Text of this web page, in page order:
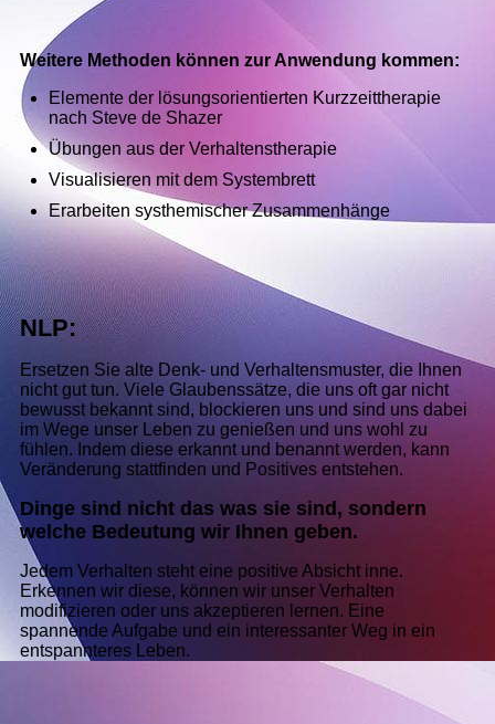
Weitere Methoden können zur Anwendung kommen:
Elemente der lösungsorientierten Kurzzeittherapie
nach Steve de Shazer
Übungen aus der Verhaltenstherapie
Visualisieren mit dem Systembrett
Erarbeiten systhemischer Zusammenhänge
NLP:
Ersetzen Sie alte Denk- und Verhaltensmuster, die Ihnen
nicht gut tun. Viele Glaubenssätze, die uns oft gar nicht
bewusst bekannt sind, blockieren uns und sind uns dabei
im Wege unser Leben zu genießen und uns wohl zu
fühlen. Indem diese erkannt und benannt werden, kann
Veränderung stattfinden und Positives entstehen.
Dinge sind nicht das was sie sind, sondern
welche Bedeutung wir Ihnen geben.
Jedem Verhalten steht eine positive Absicht inne.
Erkennen wir diese, können wir unser Verhalten
modifizieren oder uns akzeptieren lernen. Eine
spannende Aufgabe und ein interessanter Weg in ein
entspannteres Leben.